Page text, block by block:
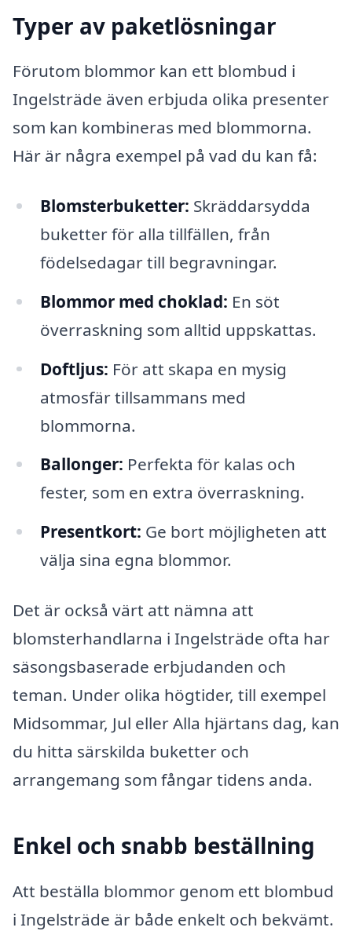
Typer av paketlösningar
Förutom blommor kan ett blombud i
Ingelsträde även erbjuda olika presenter
som kan kombineras med blommorna.
Här är några exempel på vad du kan få:
Blomsterbuketter: Skräddarsydda
buketter för alla tillfällen, från
födelsedagar till begravningar.
Blommor med choklad: En söt
överraskning som alltid uppskattas.
Doftljus: För att skapa en mysig
atmosfär tillsammans med
blommorna.
Ballonger: Perfekta för kalas och
fester, som en extra överraskning.
Presentkort: Ge bort möjligheten att
välja sina egna blommor.
Det är också värt att nämna att
blomsterhandlarna i Ingelsträde ofta har
säsongsbaserade erbjudanden och
teman. Under olika högtider, till exempel
Midsommar, Jul eller Alla hjärtans dag, kan
du hitta särskilda buketter och
arrangemang som fångar tidens anda.
Enkel och snabb beställning
Att beställa blommor genom ett blombud
i Ingelsträde är både enkelt och bekvämt.